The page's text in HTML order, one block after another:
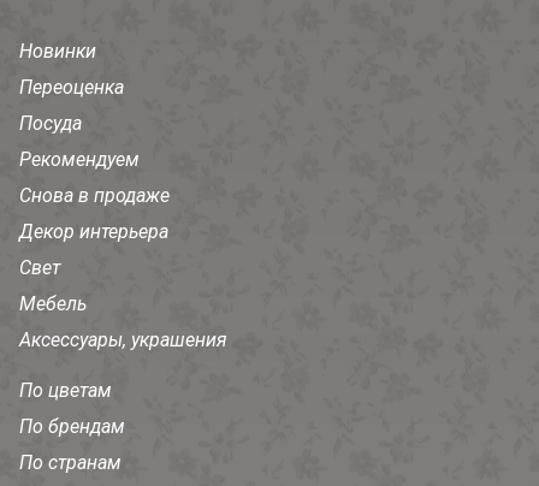
Новинки
Переоценка
Посуда
Рекомендуем
Снова в продаже
Декор интерьера
Свет
Мебель
Аксессуары, украшения
По цветам
По брендам
По странам